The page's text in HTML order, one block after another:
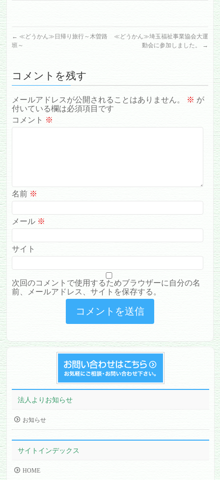
← ≪どうかん≫日帰り旅行～木曽路
班～
≪どうかん≫埼玉福祉事業協会大運
動会に参加しました。
→
コメントを残す
メールアドレスが公開されることはありません。 ※ が
付いている欄は必須項目です
コメント ※
名前 ※
メール ※
サイト
次回のコメントで使用するためブラウザーに自分の名
前、メールアドレス、サイトを保存する。
法人よりお知らせ
お知らせ
サイトインデックス
HOME